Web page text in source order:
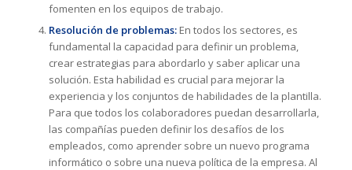
fomenten en los equipos de trabajo.
Resolución de problemas: En todos los sectores, es
fundamental la capacidad para definir un problema,
crear estrategias para abordarlo y saber aplicar una
solución. Esta habilidad es crucial para mejorar la
experiencia y los conjuntos de habilidades de la plantilla.
Para que todos los colaboradores puedan desarrollarla,
las compañías pueden definir los desafíos de los
empleados, como aprender sobre un nuevo programa
informático o sobre una nueva política de la empresa. Al